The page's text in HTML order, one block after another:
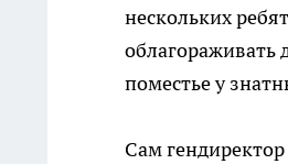
нескольких
облагораживать
поместье у
Сам